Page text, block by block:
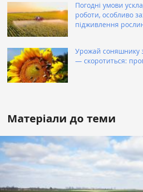
Погодні умови
роботи, особливо
підживлення
Урожай соняшнику
— скоротиться:
Матеріали до теми